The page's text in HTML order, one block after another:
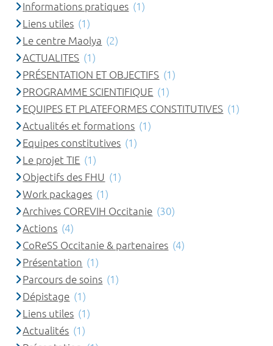
Informations pratiques (1)
Liens utiles (1)
Le centre Maolya (2)
ACTUALITES (1)
PRÉSENTATION ET OBJECTIFS (1)
PROGRAMME SCIENTIFIQUE (1)
EQUIPES ET PLATEFORMES CONSTITUTIVES (1)
Actualités et formations (1)
Equipes constitutives (1)
Le projet TIE (1)
Objectifs des FHU (1)
Work packages (1)
Archives COREVIH Occitanie (30)
Actions (4)
CoReSS Occitanie & partenaires (4)
Présentation (1)
Parcours de soins (1)
Dépistage (1)
Liens utiles (1)
Actualités (1)